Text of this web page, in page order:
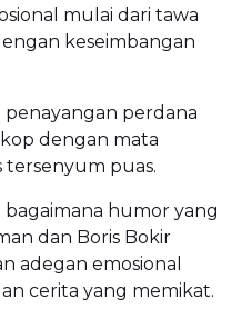
mulai dari tawa
keseimbangan
perdana
dengan mata
tersenyum puas.
humor yang
dan Boris Bokir
adegan emosional
cerita yang memikat.